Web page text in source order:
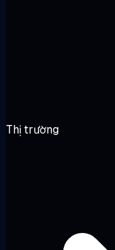
Thị trường